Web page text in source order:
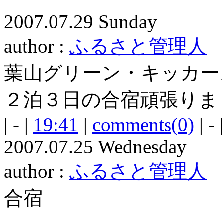
2007.07.29 Sunday
author : ふるさと管理人
葉山グリーン・キッカ
２泊３日の合宿頑張り
| - | 19:41 | comments(0) | -
2007.07.25 Wednesday
author : ふるさと管理人
合宿